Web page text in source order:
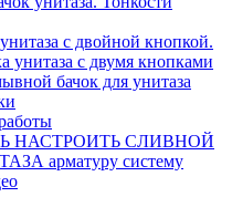
с двойной кнопкой.
унитаза с двумя кнопками
бачок для унитаза
НАСТРОИТЬ СЛИВНОЙ
арматуру систему